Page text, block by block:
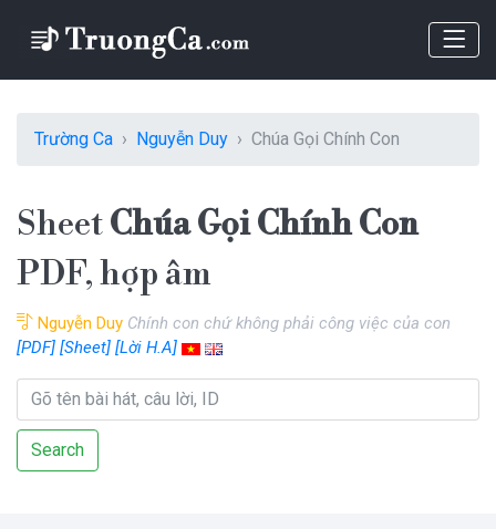
Trường Ca Nguyễn Duy Chúa Gọi Chính Con
SheetChúa Gọi Chính Con
PDF, hợp âm
Nguyễn Duy Chính con chứ không phải công việc của con
[PDF] [Sheet] [Lời H.A]
Search